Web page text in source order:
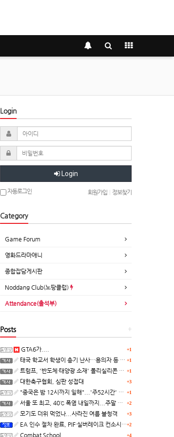
Login
Login
자동로그인 회원가입 정보찾기
Category
Game Forum
영화드라마애니
종합잡담게시판
Noddang Club(노땅클럽)
Attendance(출석부)
+
Posts
+1
GTA6가....
+1
태국 학교서 학생이 총기 난사…용의자 등 8명 숨져
+1
트럼프, '반도체·태양광 소재' 폴리실리콘 파생 제품에 15% 관세...한국 기업도 영향
+3
대한축구협회, 심판 성접대
+1
"중국은 밤 12시까지 일해"...'주52시간' 손볼까
+2
서울 또 최고, 40℃ 폭염 내일까지...주말 동쪽 비바람
+3
모기도 더위 먹었나...사라진 여름 불청객
+2
EA 인수 절차 완료, PIF·실버레이크 컨소시엄 산하 편입
+4
Combat School